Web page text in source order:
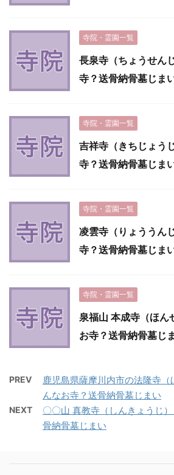
寺院・霊園一覧
長泉寺（ちょうせん
寺？送骨納骨墓じま
寺院・霊園一覧
吉祥寺（きちじょう
寺？送骨納骨墓じま
寺院・霊園一覧
凌雲寺（りょううん
寺？送骨納骨墓じま
寺院・霊園一覧
泉福山 本成寺（ほん
お寺？送骨納骨墓じ
PREV
鹿児島県薩摩川内市の法隆寺
んなお寺？送骨納骨墓じまい
NEXT
〇〇山 真教寺（しんきょうじ
骨納骨墓じまい